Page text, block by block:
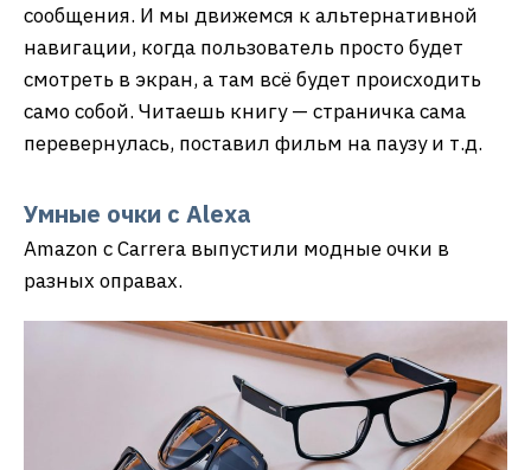
сообщения. И мы движемся к альтернативной
навигации, когда пользователь просто будет
смотреть в экран, а там всё будет происходить
само собой. Читаешь книгу — страничка сама
перевернулась, поставил фильм на паузу и т.д.
Умные очки с Alexa
Amazon с Carrera выпустили модные очки в
разных оправах.